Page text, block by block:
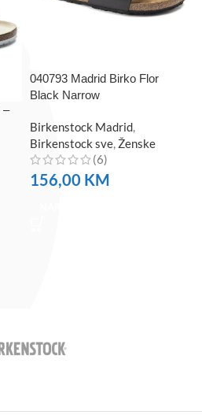
–
040793 Madrid Birko Flor
Black Narrow
Birkenstock Madrid,
Birkenstock sve, Ženske
(6)
156,00 KM